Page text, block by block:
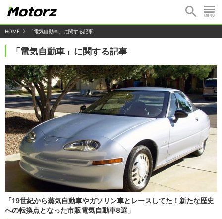
HOME 「電気自動車」に関する記事
「電気自動車」に関する記事
「19世紀から蒸気自動車やガソリン車とレースしてた！新たな歴史
への転換点となった市販電気自動車8選」